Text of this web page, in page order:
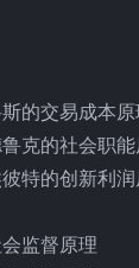
的交易成本原
克的社会职能
特的创新利润
监督原理